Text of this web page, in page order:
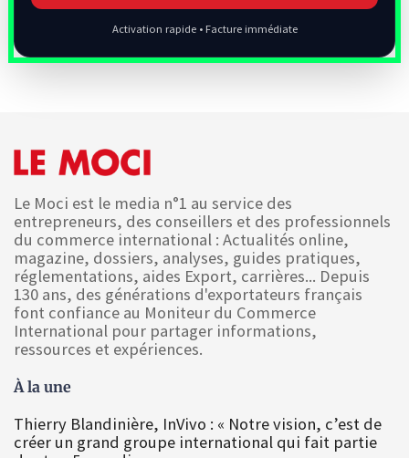
Activation rapide • Facture immédiate
Le Moci est le media n°1 au service des
entrepreneurs, des conseillers et des professionnels
du commerce international : Actualités online,
magazine, dossiers, analyses, guides pratiques,
réglementations, aides Export, carrières... Depuis
130 ans, des générations d'exportateurs français
font confiance au Moniteur du Commerce
International pour partager informations,
ressources et expériences.
À la une
Thierry Blandinière, InVivo : « Notre vision, c’est de
créer un grand groupe international qui fait partie